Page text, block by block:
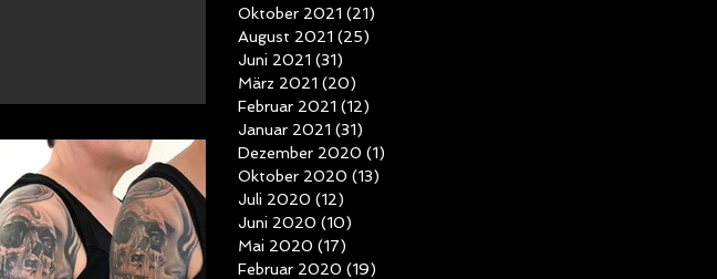
Oktober 2021 (21)
August 2021 (25)
Juni 2021 (31)
März 2021 (20)
Februar 2021 (12)
Januar 2021 (31)
Dezember 2020 (1)
Oktober 2020 (13)
Juli 2020 (12)
Juni 2020 (10)
Mai 2020 (17)
Februar 2020 (19)